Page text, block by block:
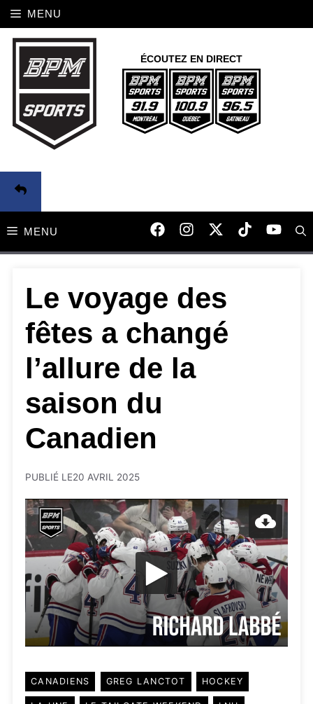
Aller
au
contenu
MENU
ÉCOUTEZ EN DIRECT
MENU
Le voyage des
fêtes a changé
l’allure de la
saison du
Canadien
PUBLIÉ LE20 AVRIL 2025
CANADIENS GREG LANCTOT HOCKEY